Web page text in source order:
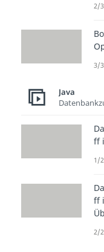
2/
3/
Java
ff
1/
ff
2/